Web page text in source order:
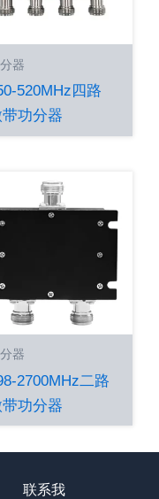
器
520MHz四路
功分器
器
2700MHz二路
功分器
联系我